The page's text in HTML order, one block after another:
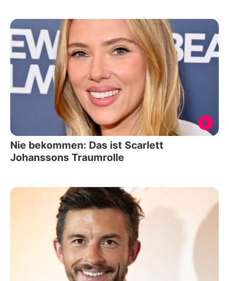
Nie bekommen: Das ist Scarlett
Johanssons Traumrolle